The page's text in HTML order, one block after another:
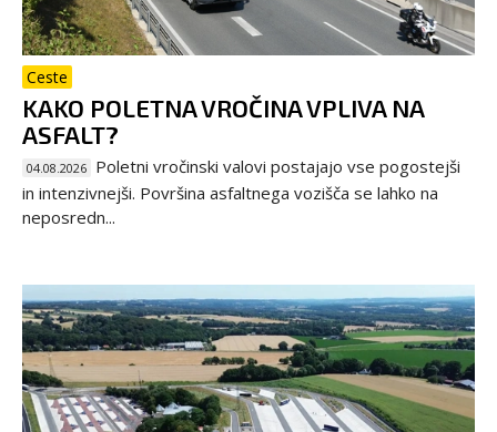
Ceste
KAKO POLETNA VROČINA VPLIVA NA
ASFALT?
04.08.2026 Poletni vročinski valovi postajajo vse pogostejši
in intenzivnejši. Površina asfaltnega vozišča se lahko na
neposredn...